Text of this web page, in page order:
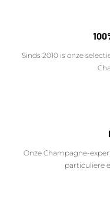
Sinds 2010 is onze
Onze Champagne-
particuliere